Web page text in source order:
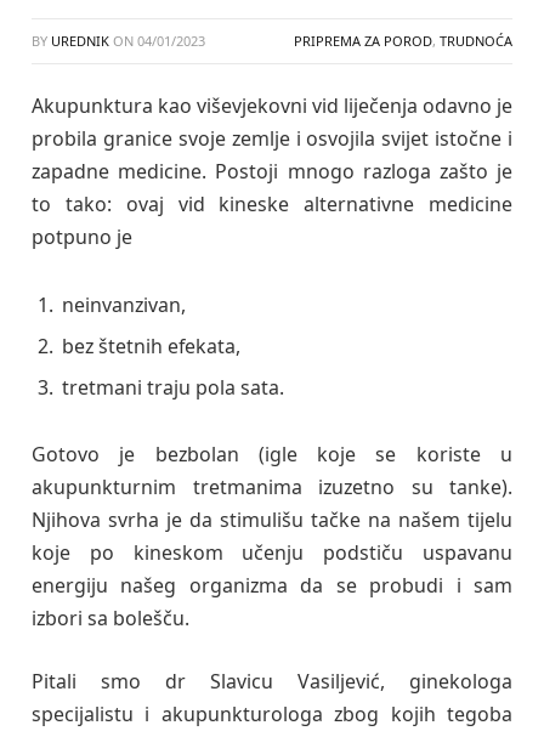
BY UREDNIK ON 04/01/2023 PRIPREMA ZA POROD, TRUDNOĆA
Akupunktura kao viševjekovni vid liječenja odavno je
probila granice svoje zemlje i osvojila svijet istočne i
zapadne medicine. Postoji mnogo razloga zašto je
to tako: ovaj vid kineske alternativne medicine
potpuno je
neinvanzivan,
bez štetnih efekata,
tretmani traju pola sata.
Gotovo je bezbolan (igle koje se koriste u
akupunkturnim tretmanima izuzetno su tanke).
Njihova svrha je da stimulišu tačke na našem tijelu
koje po kineskom učenju podstiču uspavanu
energiju našeg organizma da se probudi i sam
izbori sa bolešču.
Pitali smo dr Slavicu Vasiljević, ginekologa
specijalistu i akupunkturologa zbog kojih tegoba